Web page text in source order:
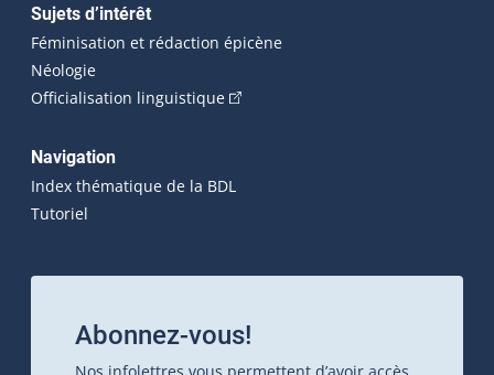
Sujets d’intérêt
Féminisation et rédaction épicène
Néologie
Officialisation linguistique(Cet hyperlien externe s'ouvrira
Navigation
Index thématique de la BDL
Tutoriel
Abonnez-vous!
Nos infolettres vous permettent d’avoir accès